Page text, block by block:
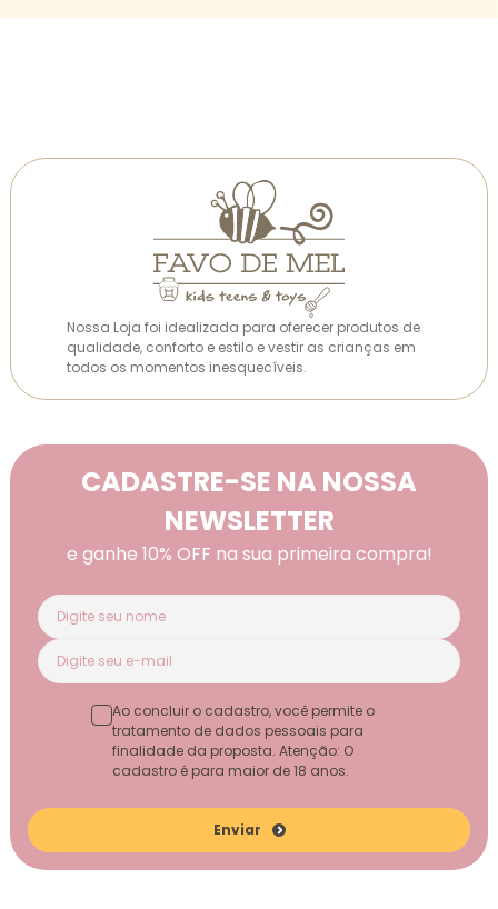
Nossa Loja foi idealizada para oferecer produtos de
qualidade, conforto e estilo e vestir as crianças em
todos os momentos inesquecíveis.
CADASTRE-SE NA NOSSA
NEWSLETTER
e ganhe 10% OFF na sua primeira compra!
Enviar
Ao concluir o cadastro, você permite o
tratamento de dados pessoais para
finalidade da proposta. Atenção: O
cadastro é para maior de 18 anos.